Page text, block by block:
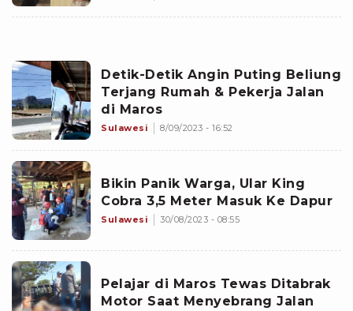
Detik-Detik Angin Puting Beliung
Terjang Rumah & Pekerja Jalan
di Maros
Sulawesi 8/09/2023 - 16:52
Bikin Panik Warga, Ular King
Cobra 3,5 Meter Masuk Ke Dapur
Sulawesi 30/08/2023 - 08:55
Pelajar di Maros Tewas Ditabrak
Motor Saat Menyebrang Jalan